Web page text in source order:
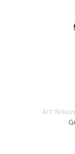
Art